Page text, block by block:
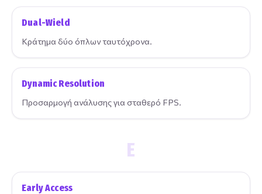
Dual-Wield
Κράτημα δύο όπλων ταυτόχρονα.
Dynamic Resolution
Προσαρμογή ανάλυσης για σταθερό FPS.
E
Early Access